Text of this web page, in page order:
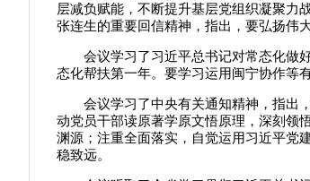
层减负赋能，不断提升基层党组织凝聚力
张连生的重要回信精神，指出，要弘扬伟
会议学习了习近平总书记对常态化做好
态化帮扶第一年。要学习运用闽宁协作等
会议学习了中央有关通知精神，指出，
动党员干部读原著学原文悟原理，深刻领
渊源；注重全面落实，自觉运用习近平党
稳致远。